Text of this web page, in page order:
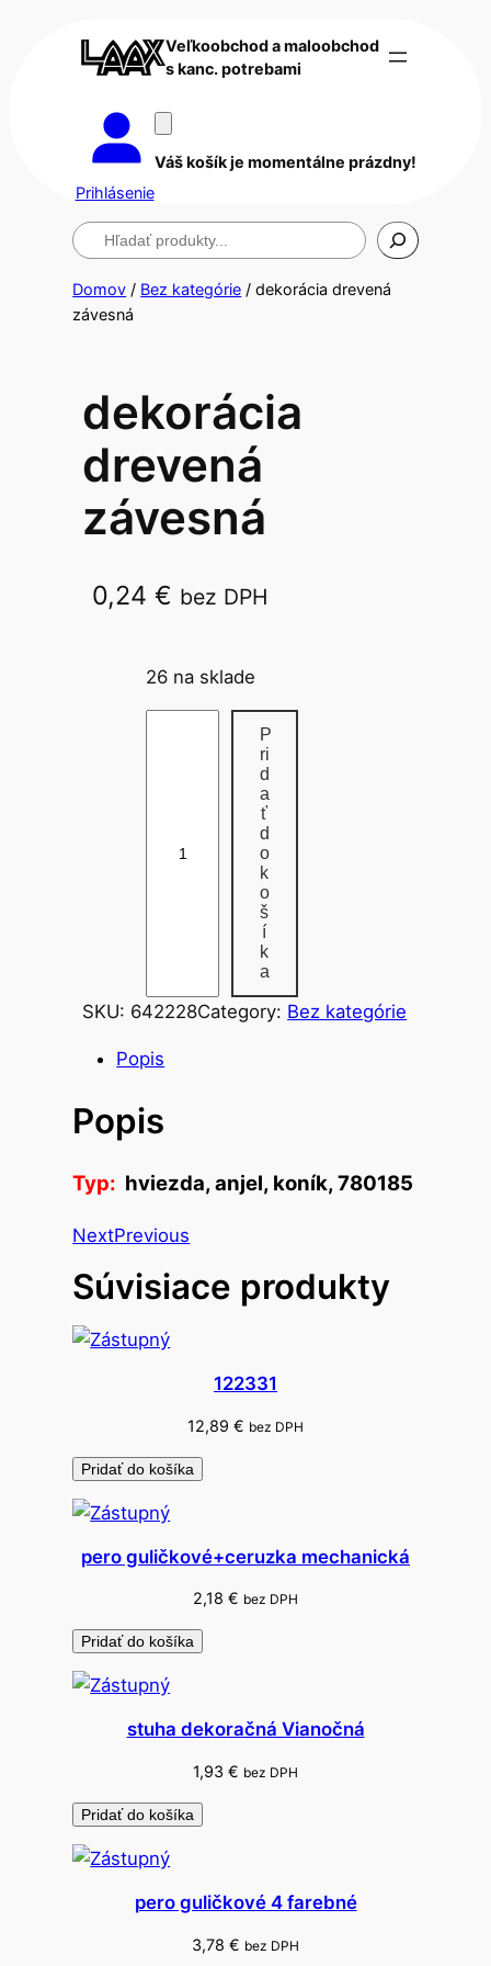
Veľkoobchod a maloobchod
s kanc. potrebami
Prihlásenie
Váš košík je momentálne prázdny!
Hľadanie
Domov / Bez kategórie / dekorácia drevená
závesná
dekorácia
drevená
závesná
0,24€ bez DPH
26 na sklade
k
r
c
a
r
v
n
v
s
n
P
ri
d
a
ť
d
o
k
o
š
í
k
a
SKU: 642228Category: Bez kategórie
Popis
Popis
Typ: hviezda, anjel, koník, 780185
NextPrevious
Súvisiace produkty
122331
12,89 € bez DPH
Pridať do košíka
pero guličkové+ceruzka mechanická
2,18 € bez DPH
Pridať do košíka
stuha dekoračná Vianočná
1,93 € bez DPH
Pridať do košíka
pero guličkové 4 farebné
3,78 € bez DPH